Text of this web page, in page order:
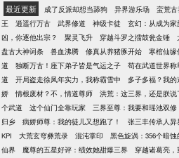
最近更新 成了反派却想当舔狗 异界游乐场 蛮荒
王
逍遥行万古 武界修道 神级卡徒 玄幻：从成为
凶，你逐他出宗？
聚灵飞升 穿越斗罗之擂鼓瓮金锤
盘古大神词条
兽血沸腾 修真从养猪豚开始 寒棺仙缘
道
独断万古！座下弟子皆是气运之子 苟在武道世界称
道
开局盗走徐凤年实力，我称霸雪中 多子多福？我的
娇
情根废材？不，情道尊师 洪荒：这三界，还是朕说
个武道
这个仙门全靠玩家 三界至尊：我要和瑶池双修
归乡
病娇师尊：我的徒儿又想跑了！ 张三丰传承人异
KPI
大荒玄穹彝荒录 混沌掌印 黑色旋涡：356个暗蚀
仙界
魔尊的五星好评：绩效她甜爆三界 穿越诸葛亮，